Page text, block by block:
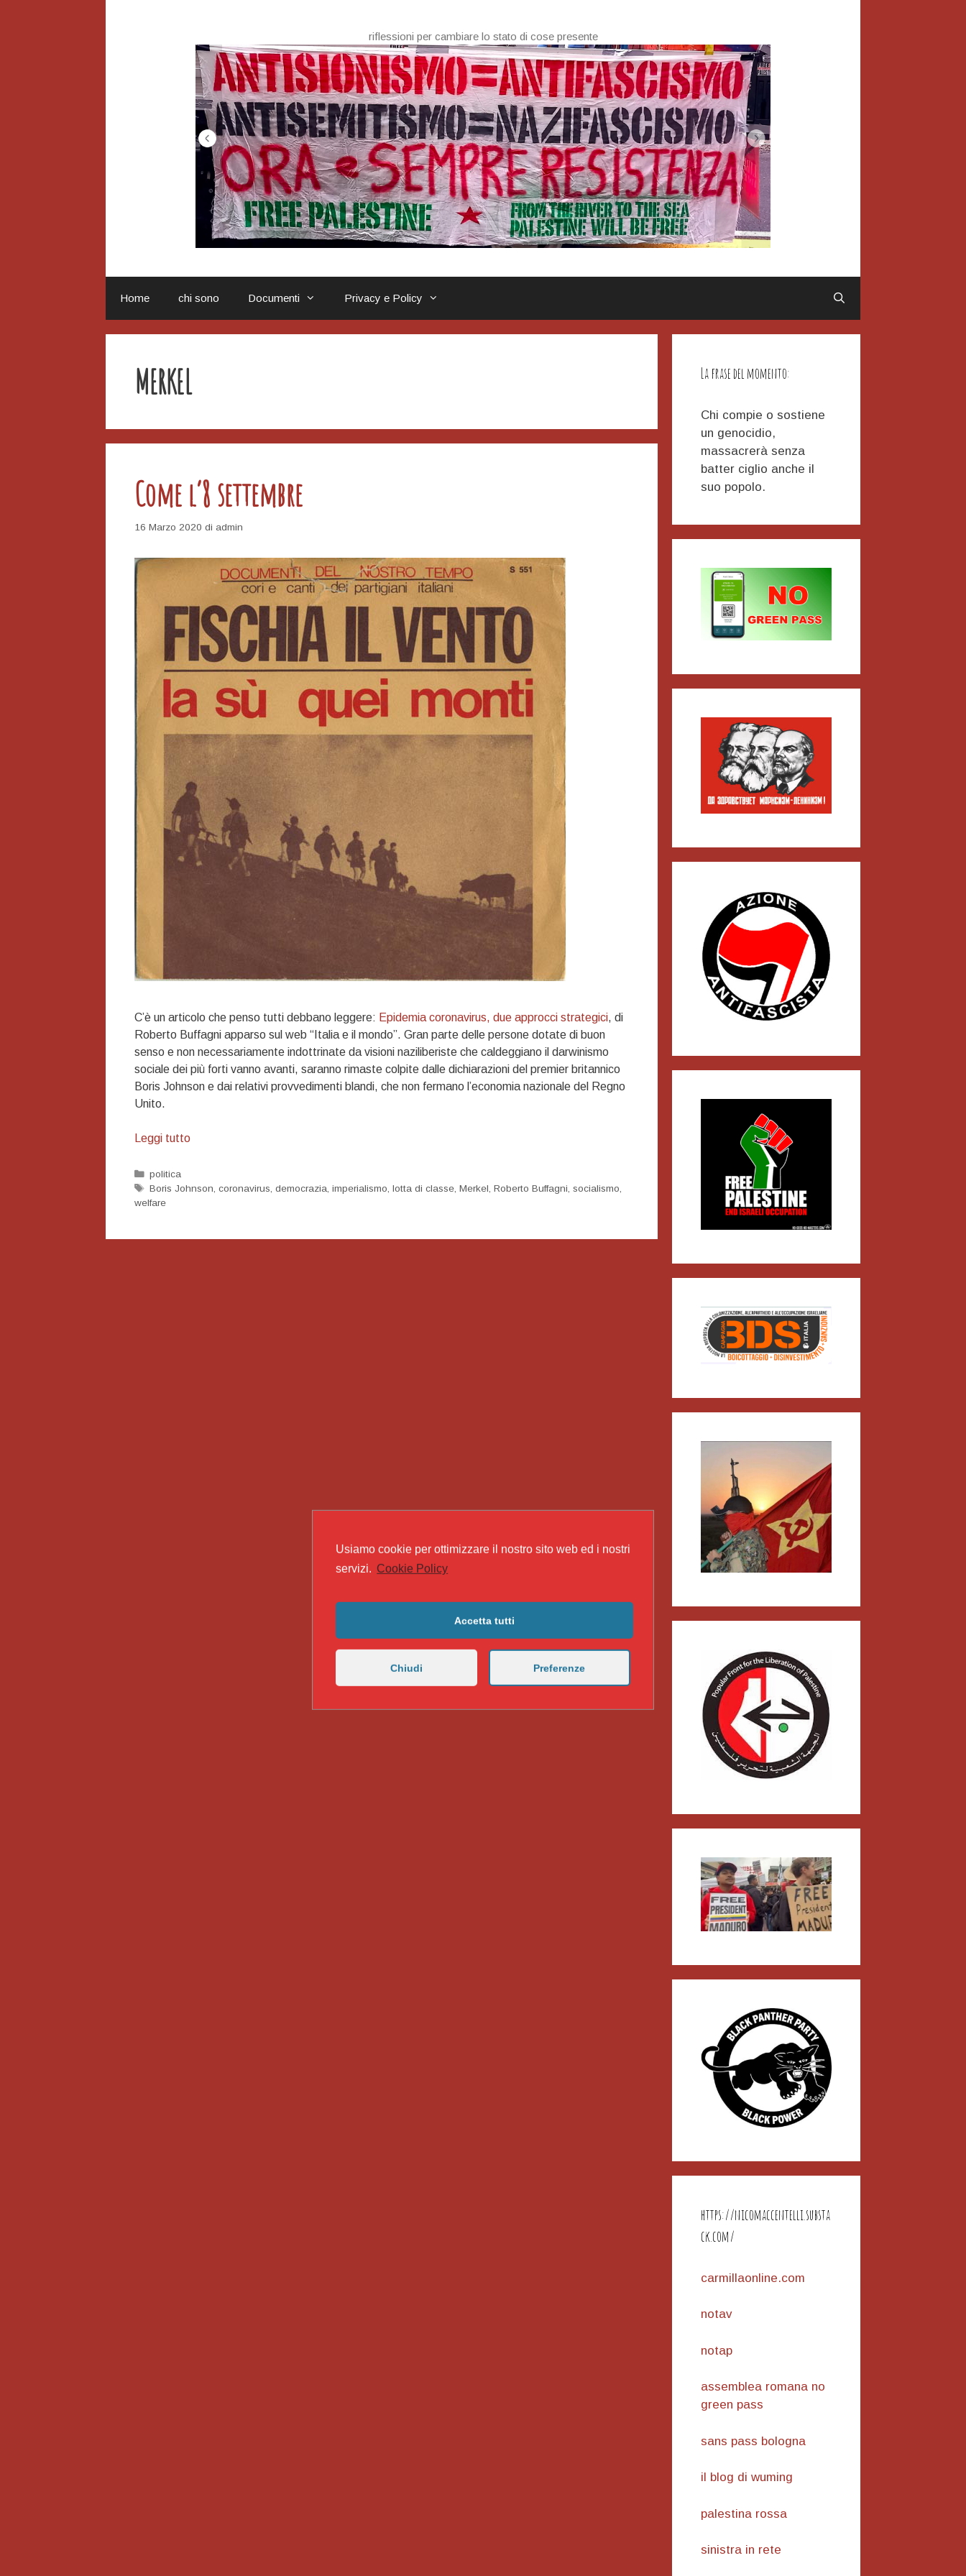
riflessioni per cambiare lo stato di cose presente
Home chi sono Documenti Privacy e Policy
MERKEL
Come l’8 settembre
16 Marzo 2020 di admin
C’è un articolo che penso tutti debbano leggere: Epidemia coronavirus, due approcci strategici, di
Roberto Buffagni apparso sul web “Italia e il mondo”. Gran parte delle persone dotate di buon
senso e non necessariamente indottrinate da visioni naziliberiste che caldeggiano il darwinismo
sociale dei più forti vanno avanti, saranno rimaste colpite dalle dichiarazioni del premier britannico
Boris Johnson e dai relativi provvedimenti blandi, che non fermano l’economia nazionale del Regno
Unito.
Leggi tuttoCome
Categorie
politica
Tag
Boris Johnson ,coronavirus ,democrazia ,imperialismo ,lotta di classe ,Merkel ,Roberto Buffagni ,socialismo
welfare
La frase del momento:
Chi compie o sostiene
un genocidio,
massacrerà senza
batter ciglio anche il
suo popolo.
https://nicomaccentelli.substa
ck.com/
carmillaonline.com
notav
notap
assemblea romana no
green pass
sans pass bologna
il blog di wuming
palestina rossa
sinistra in rete
Usiamo cookie per ottimizzare il nostro sito web ed i nostri
servizi. Cookie Policy
Accetta tutti
Chiudi Preferenze